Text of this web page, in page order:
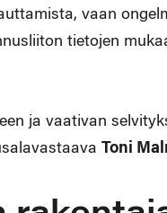
vaan
tietojen
ja vaativan
Toni